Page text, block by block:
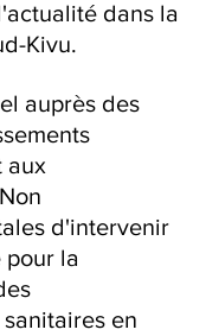
dans la
Kivu.
auprès des
aux
d'intervenir
pour la
en